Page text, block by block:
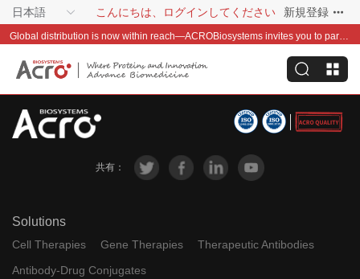
日本語 こんにちは、ログインしてください 新規登録
Global distribution is now within reach—ACROBiosystems invites you to partner with us~
共有：
Solutions
Cell Therapies Gene Therapies
Therapeutic Antibodies
Antibody-Drug Conjugates